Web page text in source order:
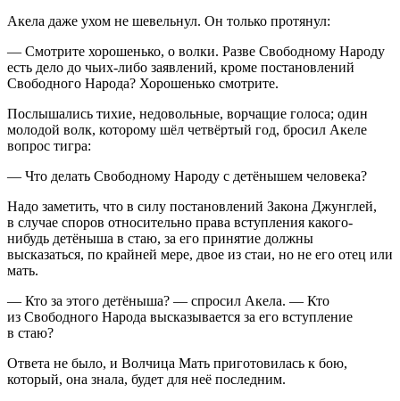
Акела даже ухом не шевельнул. Он только протянул:
— Смотрите хорошенько, о волки. Разве Свободному Народу
есть дело до чьих-либо заявлений, кроме постановлений
Свободного Народа? Хорошенько смотрите.
Послышались тихие, недовольные, ворчащие голоса; один
молодой волк, которому шёл четвёртый год, бросил Акеле
вопрос тигра:
— Что делать Свободному Народу с детёнышем человека?
Надо заметить, что в силу постановлений Закона Джунглей,
в случае споров относительно права вступления какого-
нибудь детёныша в стаю, за его принятие должны
высказаться, по крайней мере, двое из стаи, но не его отец или
мать.
— Кто за этого детёныша? — спросил Акела. — Кто
из Свободного Народа высказывается за его вступление
в стаю?
Ответа не было, и Волчица Мать приготовилась к бою,
который, она знала, будет для неё последним.